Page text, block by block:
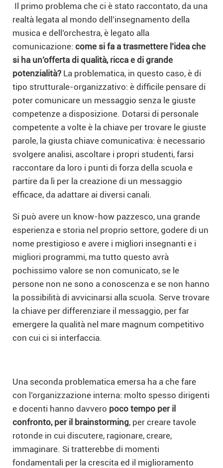
Il primo problema che ci è stato raccontato, da una
realtà legata al mondo dell’insegnamento della
musica e dell’orchestra, è legato alla
comunicazione: come si fa a trasmettere l’idea che
si ha un’offerta di qualità, ricca e di grande
potenzialità? La problematica, in questo caso, è di
tipo strutturale-organizzativo: è difficile pensare di
poter comunicare un messaggio senza le giuste
competenze a disposizione. Dotarsi di personale
competente a volte è la chiave per trovare le giuste
parole, la giusta chiave comunicativa: è necessario
svolgere analisi, ascoltare i propri studenti, farsi
raccontare da loro i punti di forza della scuola e
partire da lì per la creazione di un messaggio
efficace, da adattare ai diversi canali.
Si può avere un know-how pazzesco, una grande
esperienza e storia nel proprio settore, godere di un
nome prestigioso e avere i migliori insegnanti e i
migliori programmi, ma tutto questo avrà
pochissimo valore se non comunicato, se le
persone non ne sono a conoscenza e se non hanno
la possibilità di avvicinarsi alla scuola. Serve trovare
la chiave per differenziare il messaggio, per far
emergere la qualità nel mare magnum competitivo
con cui ci si interfaccia.
Una seconda problematica emersa ha a che fare
con l’organizzazione interna: molto spesso dirigenti
e docenti hanno davvero poco tempo per il
confronto, per il brainstorming, per creare tavole
rotonde in cui discutere, ragionare, creare,
immaginare. Si tratterebbe di momenti
fondamentali per la crescita ed il miglioramento